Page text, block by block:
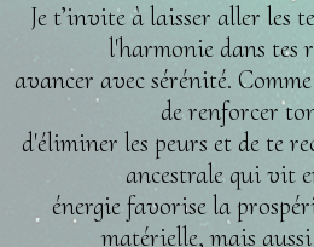
Je t’invite à laisser aller les
l'harmonie dans tes
avancer avec sérénité.
de renforcer
d'éliminer les peurs et de te
ancestrale qui vit
énergie favorise la
matérielle, mais